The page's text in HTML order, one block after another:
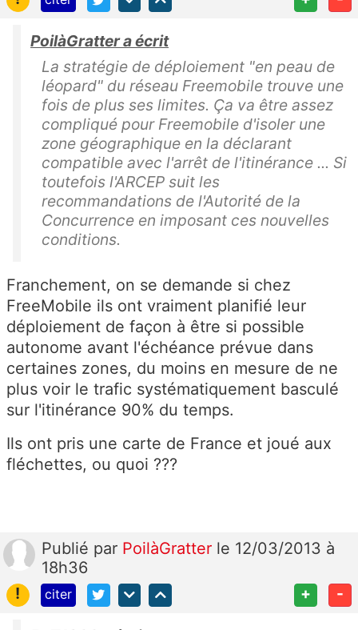
PoilàGratter a écrit
La stratégie de déploiement "en peau de
léopard" du réseau Freemobile trouve une
fois de plus ses limites. Ça va être assez
compliqué pour Freemobile d'isoler une
zone géographique en la déclarant
compatible avec l'arrêt de l'itinérance ... Si
toutefois l'ARCEP suit les
recommandations de l'Autorité de la
Concurrence en imposant ces nouvelles
conditions.
Franchement, on se demande si chez
FreeMobile ils ont vraiment planifié leur
déploiement de façon à être si possible
autonome avant l'échéance prévue dans
certaines zones, du moins en mesure de ne
plus voir le trafic systématiquement basculé
sur l'itinérance 90% du temps.
Ils ont pris une carte de France et joué aux
fléchettes, ou quoi ???
Publié par PoilàGratter le 12/03/2013 à
18h36
!
citer + -